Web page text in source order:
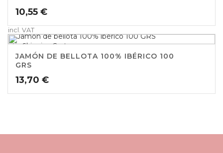
10,55 €
incl. VAT
plusShipping Costs
JAMÓN DE BELLOTA 100% IBÉRICO 100
GRS
13,70 €